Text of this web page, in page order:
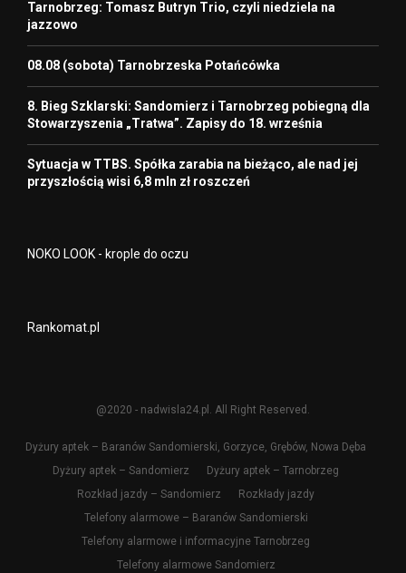
Tarnobrzeg: Tomasz Butryn Trio, czyli niedziela na
jazzowo
08.08 (sobota) Tarnobrzeska Potańcówka
8. Bieg Szklarski: Sandomierz i Tarnobrzeg pobiegną dla
Stowarzyszenia „Tratwa”. Zapisy do 18. września
Sytuacja w TTBS. Spółka zarabia na bieżąco, ale nad jej
przyszłością wisi 6,8 mln zł roszczeń
NOKO LOOK - krople do oczu
Rankomat.pl
@2020 - nadwisla24.pl. All Right Reserved.
Dyżury aptek – Baranów Sandomierski, Gorzyce, Grębów, Nowa Dęba
Dyżury aptek – Sandomierz
Dyżury aptek – Tarnobrzeg
Rozkład jazdy – Sandomierz
Rozkłady jazdy
Telefony alarmowe – Baranów Sandomierski
Telefony alarmowe i informacyjne Tarnobrzeg
Telefony alarmowe Sandomierz